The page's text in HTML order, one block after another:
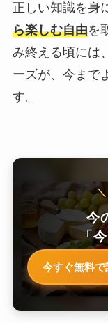
正しい知識を身
ら楽しむ自由を
み終える頃には
ーズが、今まで
す。
今
「
今すぐ無料